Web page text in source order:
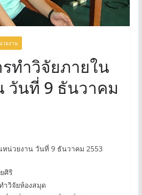
วยงาน
ทำวิจัยภายใน
วันที่ 9 ธันวาคม
หน่วยงาน วันที่ 9 ธันวาคม 2553
ศิริ
ำวิจัยห้องสมุด